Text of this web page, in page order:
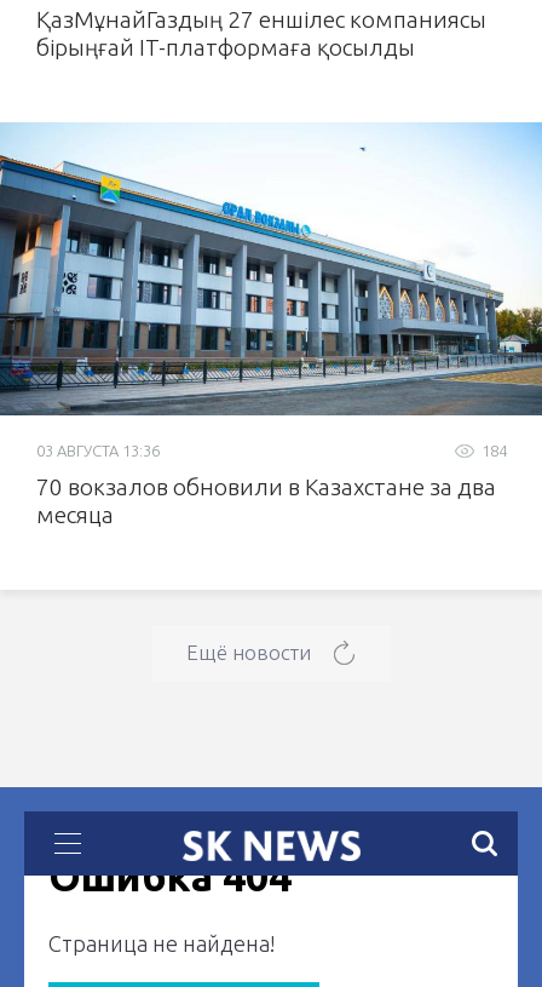
ҚазМұнайГаздың 27 еншілес компаниясы
бірыңғай IT-платформаға қосылды
184
03 АВГУСТА 13:36
70 вокзалов обновили в Казахстане за два
месяца
Ещё новости